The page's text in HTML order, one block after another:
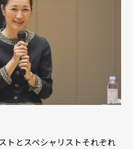
トとスペシャリストそれぞれ